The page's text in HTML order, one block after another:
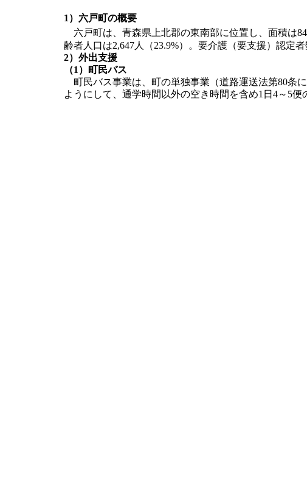
1）六戸町の概要
六戸町は、青森県上北郡の東南部に位置し、面積は
齢者人口は2,647人（23.9%）。要介護（要支援）認定
2）外出支援
（1）町民バス
町民バス事業は、町の単独事業（道路運送法第80条
ようにして、通学時間以外の空き時間を含め1日4～5便